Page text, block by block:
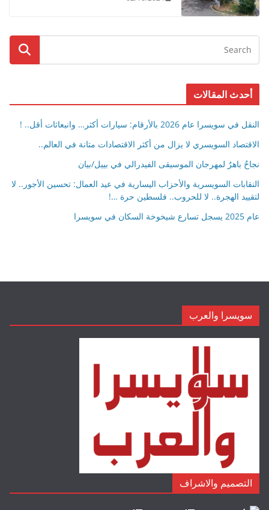
أحدث المقالات
النقل في سويسرا عام 2026 بالأرقام: سيارات أكثر… وانبعاثات أقل.. !
الاقتصاد السويسري لا يزال من أكثر الاقتصادات متانة في العالم..
نجاحٌ باهرٌ لمهرجان الموسيقى الفيدرالي في بييل/بيان
النقابات السويسرية والأحزاب اليسارية في عيد العمال: تحسين الأجور.. لا
لتقييد الهجرة.. لا للحروب.. فلسطين حرة …!
عام 2025 يسجل تسارع شيخوخة السكان في سويسرا
سويسرا والعرب
التصميم والاشراف